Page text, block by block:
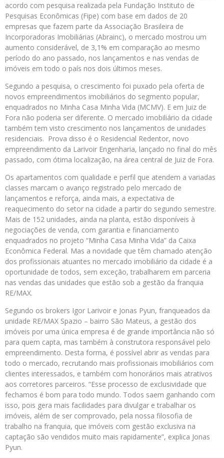
acordo com pesquisa realizada pela Fundação Instituto de
Pesquisas Econômicas (Fipe) com base em dados de 20
empresas que fazem parte da Associação Brasileira de
Incorporadoras Imobiliárias (Abrainc), o mercado mostrou um
aumento considerável, de 3,1% em comparação ao mesmo
período do ano passado, nos lançamentos e nas vendas de
imóveis em todo o país nos dois últimos meses.
Segundo a pesquisa, o crescimento foi puxado pela oferta de
novos empreendimentos imobiliários do segmento popular,
enquadrados no Minha Casa Minha Vida (MCMV). E em Juiz de
Fora não poderia ser diferente. O mercado imobiliário da cidade
também tem visto crescimento nos lançamentos de unidades
residenciais. Prova disso é o Residencial Redentor, novo
empreendimento da Larivoir Engenharia, lançado no final do mês
passado, com ótima localização, na área central de Juiz de Fora.
Os apartamentos com qualidade e perfil que atendem a variadas
classes marcam o avanço registrado pelo mercado de
lançamentos e reforça, ainda mais, a expectativa de
reaquecimento do setor na cidade a partir do segundo semestre.
Mais de 152 unidades, ainda na planta, estão disponíveis à
negociações de venda, com garantia e financiamento
enquadrados no projeto “Minha Casa Minha Vida” da Caixa
Econômica Federal. Mas a novidade que têm chamado atenção
dos profissionais atuantes no mercado imobiliário da cidade é a
oportunidade de todos, sem exceção, trabalharem em parceria
nas vendas das unidades que estão sob a gestão da franquia
RE/MAX.
Segundo os brokers Igor Larivoir e Jonas Pyun, franqueados da
unidade RE/MAX Spazio – bairro São Mateus, a gestão dos
imóveis por uma única empresa é de grande importância não só
para quem capta, mas também à construtora responsável pelo
empreendimento. Desta forma, é possível abrir as vendas para
todo o mercado, recrutando mais profissionais imobiliários com
clientes interessados, e também com honorários mais atrativos
aos corretores parceiros. “Esse processo de exclusividade que
fechamos é bom para todo mundo. Todos saem ganhando com
isso, pois gera mais facilidades para divulgar e trabalhar os
imóveis, além de ser comprovado, pela nossa filosofia de
trabalho na franquia, que imóveis com gestão exclusiva na
captação são vendidos muito mais rapidamente”, explica Jonas
Pyun.